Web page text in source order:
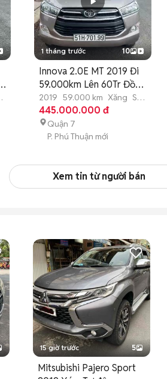
1 tháng trước 10
Innova 2.0E MT 2019 Đi
59.000km Lên 60Tr Đồ
Chơi
2019 59.000 km Xăng Số
sàn
445.000.000 đ
Quận 7
P. Phú Thuận mới
Xem tin từ người bán
15 giờ trước 5
Mitsubishi Pajero Sport